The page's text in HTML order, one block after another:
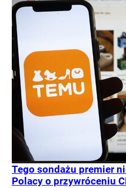
Tego sondażu premier
Polacy o przywróceniu